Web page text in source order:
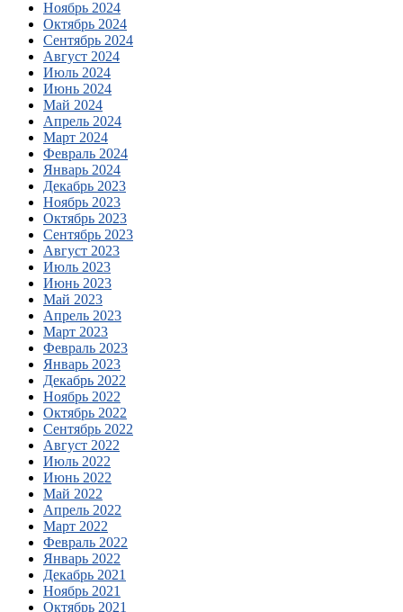
Ноябрь 2024
Октябрь 2024
Сентябрь 2024
Август 2024
Июль 2024
Июнь 2024
Май 2024
Апрель 2024
Март 2024
Февраль 2024
Январь 2024
Декабрь 2023
Ноябрь 2023
Октябрь 2023
Сентябрь 2023
Август 2023
Июль 2023
Июнь 2023
Май 2023
Апрель 2023
Март 2023
Февраль 2023
Январь 2023
Декабрь 2022
Ноябрь 2022
Октябрь 2022
Сентябрь 2022
Август 2022
Июль 2022
Июнь 2022
Май 2022
Апрель 2022
Март 2022
Февраль 2022
Январь 2022
Декабрь 2021
Ноябрь 2021
Октябрь 2021